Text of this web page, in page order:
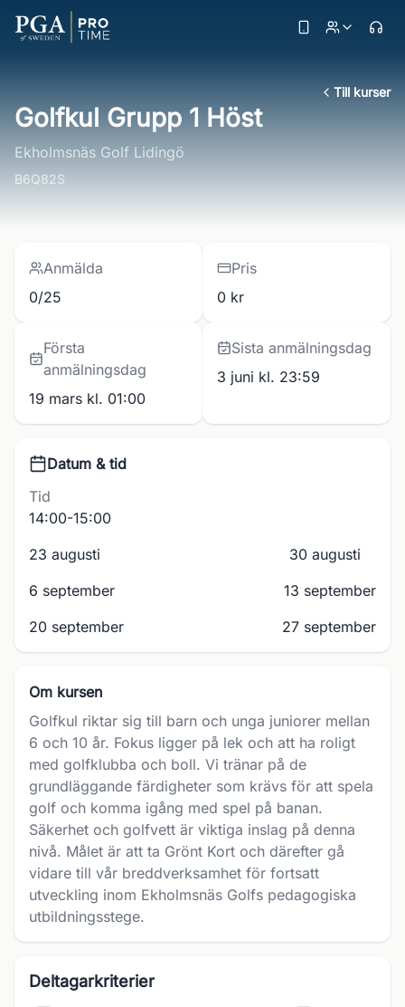
Till kurser
Golfkul Grupp 1 Höst
Ekholmsnäs Golf Lidingö
B6Q82S
Anmälda
0/25
Pris
0 kr
Första
anmälningsdag
19 mars kl. 01:00
Sista anmälningsdag
3 juni kl. 23:59
Datum & tid
Tid
14:00-15:00
23 augusti
30 augusti
6 september
13 september
20 september
27 september
Om kursen
Golfkul riktar sig till barn och unga juniorer mellan
6 och 10 år. Fokus ligger på lek och att ha roligt
med golfklubba och boll. Vi tränar på de
grundläggande färdigheter som krävs för att spela
golf och komma igång med spel på banan.
Säkerhet och golfvett är viktiga inslag på denna
nivå. Målet är att ta Grönt Kort och därefter gå
vidare till vår breddverksamhet för fortsatt
utveckling inom Ekholmsnäs Golfs pedagogiska
utbildningsstege.
Deltagarkriterier